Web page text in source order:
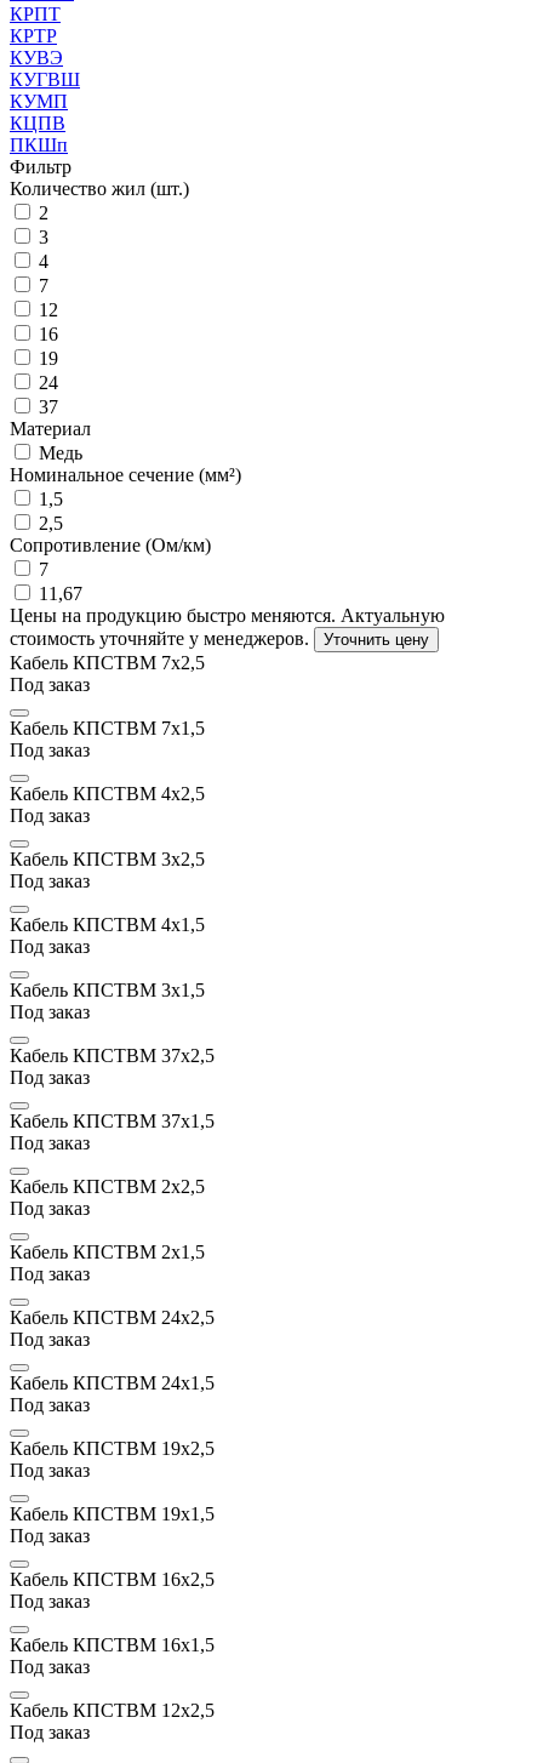
КРПТ
КРТР
КУВЭ
КУГВШ
КУМП
КЦПВ
ПКШп
Фильтр
Количество жил (шт.)
2
3
4
7
12
16
19
24
37
Материал
Медь
Номинальное сечение (мм²)
1,5
2,5
Сопротивление (Ом/км)
7
11,67
Цены на продукцию быстро меняются. Актуальную
стоимость уточняйте у менеджеров.
Уточнить цену
Кабель КПСТВМ 7х2,5
Под заказ
Кабель КПСТВМ 7х1,5
Под заказ
Кабель КПСТВМ 4х2,5
Под заказ
Кабель КПСТВМ 3х2,5
Под заказ
Кабель КПСТВМ 4х1,5
Под заказ
Кабель КПСТВМ 3х1,5
Под заказ
Кабель КПСТВМ 37х2,5
Под заказ
Кабель КПСТВМ 37х1,5
Под заказ
Кабель КПСТВМ 2х2,5
Под заказ
Кабель КПСТВМ 2х1,5
Под заказ
Кабель КПСТВМ 24х2,5
Под заказ
Кабель КПСТВМ 24х1,5
Под заказ
Кабель КПСТВМ 19х2,5
Под заказ
Кабель КПСТВМ 19х1,5
Под заказ
Кабель КПСТВМ 16х2,5
Под заказ
Кабель КПСТВМ 16х1,5
Под заказ
Кабель КПСТВМ 12х2,5
Под заказ